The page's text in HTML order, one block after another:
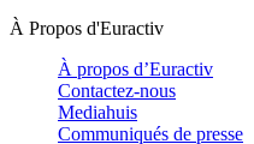
À Propos d'Euractiv
À propos d’Euractiv
Contactez-nous
Mediahuis
Communiqués de presse